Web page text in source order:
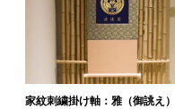
家紋刺繍掛け軸：雅（御誂え）